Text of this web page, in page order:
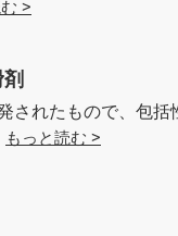
>
されたもので、包括
もっと読む >